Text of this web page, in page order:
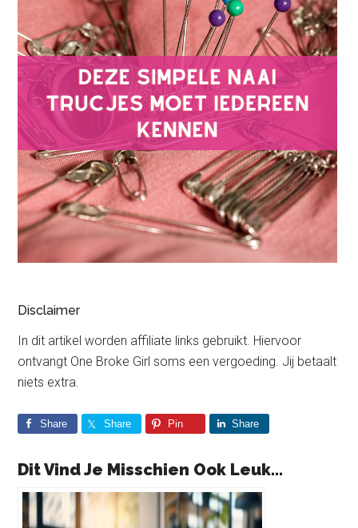
Disclaimer
In dit artikel worden affiliate links gebruikt. Hiervoor
ontvangt One Broke Girl soms een vergoeding. Jij betaalt
niets extra.
Share Share Pin Share
Dit Vind Je Misschien Ook Leuk...